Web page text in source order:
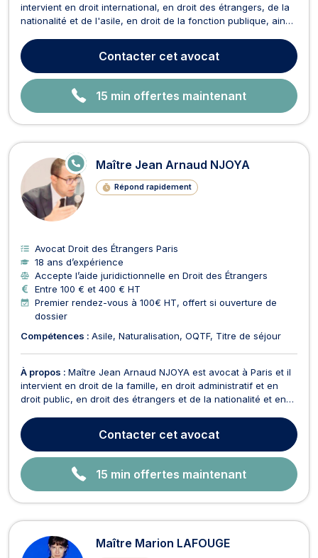
intervient en droit international, en droit des étrangers, de la
nationalité et de l'asile, en droit de la fonction publique, ainsi
Oumar BERTÉ se charge des affaires de violations des droits
de l'homme et de droi...Contacter cet avocat
15 min offertes maintenant
Maître Jean Arnaud NJOYA
Répond rapidement
E
N
LI
G
N
E
Avocat Droit des Étrangers Paris
18 ans d’expérience
Accepte l’aide juridictionnelle en Droit des Étrangers
Entre 100 € et 400 € HT
Premier rendez-vous à 100€ HT, offert si ouverture de
dossier
Compétences : Asile Naturalisation OQTF Titre de séjour
À propos : Maître Jean Arnaud NJOYA est avocat à Paris et il
intervient en droit de la famille, en droit administratif et en
droit public, en droit des étrangers et de la nationalité et en
NJOYA opère en droit de la famille pour vos procédures de
séparation, de divorce,...
Contacter cet avocat
15 min offertes maintenant
Maître Marion LAFOUGE